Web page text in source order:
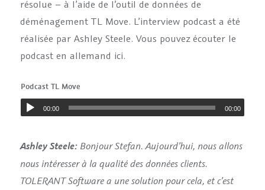
résolue – à l’aide de l’outil de données de
déménagement TL Move. L’interview podcast a été
réalisée par Ashley Steele. Vous pouvez écouter le
podcast en allemand ici.
Podcast TL Move
00:00 00:00
Ashley Steele:Bonjour Stefan. Aujourd’hui, nous allons
nous intéresser à la qualité des données clients.
TOLERANT Software a une solution pour cela, et c’est